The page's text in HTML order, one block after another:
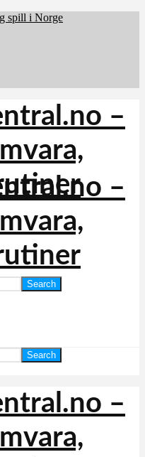
spill i Norge
Search
Search